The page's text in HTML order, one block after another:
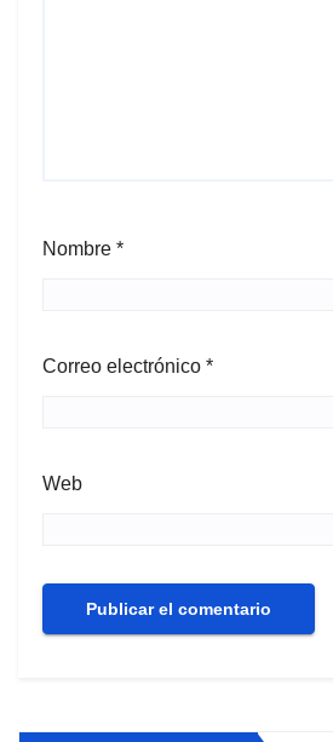
Nombre *
Correo electrónico *
Web